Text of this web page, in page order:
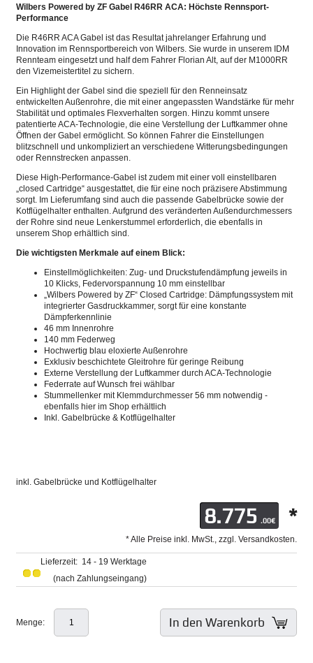
Wilbers Powered by ZF Gabel R46RR ACA: Höchste Rennsport-
Performance
Die R46RR ACA Gabel ist das Resultat jahrelanger Erfahrung und
Innovation im Rennsportbereich von Wilbers. Sie wurde in unserem IDM
Rennteam eingesetzt und half dem Fahrer Florian Alt, auf der M1000RR
den Vizemeistertitel zu sichern.
Ein Highlight der Gabel sind die speziell für den Renneinsatz
entwickelten Außenrohre, die mit einer angepassten Wandstärke für mehr
Stabilität und optimales Flexverhalten sorgen. Hinzu kommt unsere
patentierte ACA-Technologie, die eine Verstellung der Luftkammer ohne
Öffnen der Gabel ermöglicht. So können Fahrer die Einstellungen
blitzschnell und unkompliziert an verschiedene Witterungsbedingungen
oder Rennstrecken anpassen.
Diese High-Performance-Gabel ist zudem mit einer voll einstellbaren
„closed Cartridge“ ausgestattet, die für eine noch präzisere Abstimmung
sorgt. Im Lieferumfang sind auch die passende Gabelbrücke sowie der
Kotflügelhalter enthalten. Aufgrund des veränderten Außendurchmessers
der Rohre sind neue Lenkerstummel erforderlich, die ebenfalls in
unserem Shop erhältlich sind.
Die wichtigsten Merkmale auf einem Blick:
Einstellmöglichkeiten: Zug- und Druckstufendämpfung jeweils in
10 Klicks, Federvorspannung 10 mm einstellbar
„Wilbers Powered by ZF“ Closed Cartridge: Dämpfungssystem mit
integrierter Gasdruckkammer, sorgt für eine konstante
Dämpferkennlinie
46 mm Innenrohre
140 mm Federweg
Hochwertig blau eloxierte Außenrohre
Exklusiv beschichtete Gleitrohre für geringe Reibung
Externe Verstellung der Luftkammer durch ACA-Technologie
Federrate auf Wunsch frei wählbar
Stummellenker mit Klemmdurchmesser 56 mm notwendig -
ebenfalls hier im Shop erhältlich
Inkl. Gabelbrücke & Kotflügelhalter
inkl. Gabelbrücke und Kotflügelhalter
8.775 .00€ *
* Alle Preise inkl. MwSt., zzgl. Versandkosten.
Lieferzeit: 14 - 19 Werktage
(nach Zahlungseingang)
Menge: In den Warenkorb